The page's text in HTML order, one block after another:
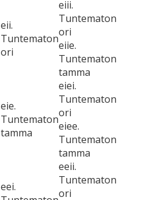
eii.
Tuntematon
ori
eiii.
Tuntematon
ori
eiie.
Tuntematon
tamma
eie.
Tuntematon
tamma
eiei.
Tuntematon
ori
eiee.
Tuntematon
tamma
eei.
eeii.
Tuntematon
ori